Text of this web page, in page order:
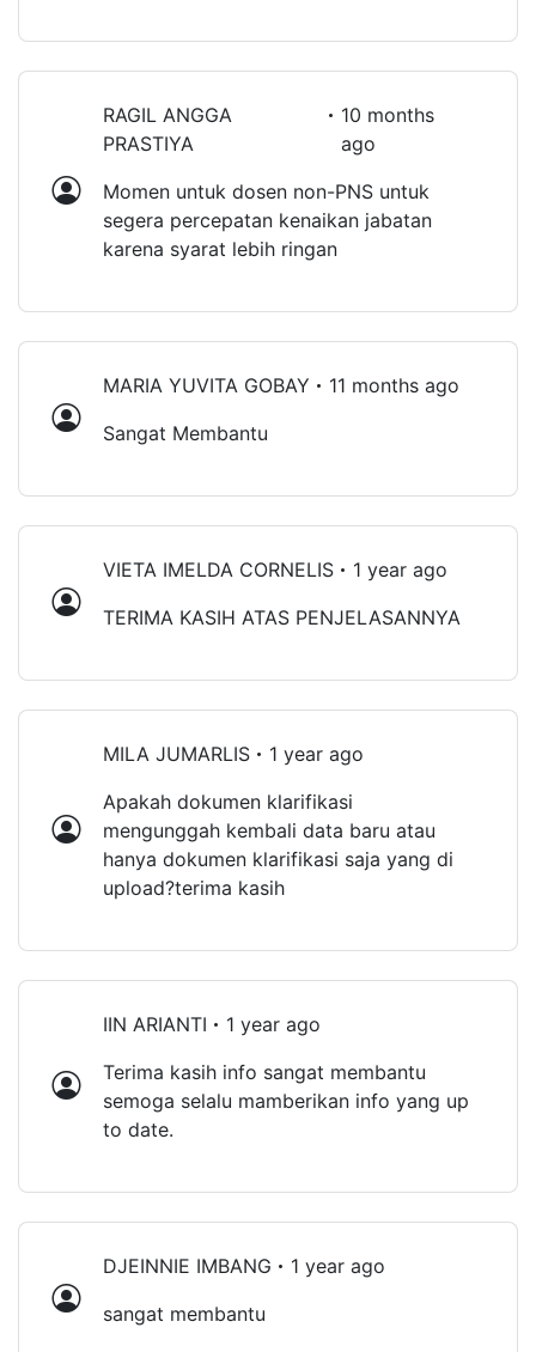
RAGIL ANGGA
PRASTIYA
10 months
ago
Momen untuk dosen non-PNS untuk
segera percepatan kenaikan jabatan
karena syarat lebih ringan
MARIA YUVITA GOBAY
11 months ago
Sangat Membantu
VIETA IMELDA CORNELIS
1 year ago
TERIMA KASIH ATAS PENJELASANNYA
MILA JUMARLIS
1 year ago
Apakah dokumen klarifikasi
mengunggah kembali data baru atau
hanya dokumen klarifikasi saja yang di
upload?terima kasih
IIN ARIANTI
1 year ago
Terima kasih info sangat membantu
semoga selalu mamberikan info yang up
to date.
DJEINNIE IMBANG
1 year ago
sangat membantu